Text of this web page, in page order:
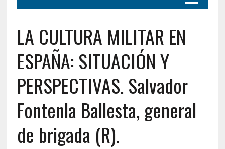
LA CULTURA MILITAR EN
ESPAÑA: SITUACIÓN Y
PERSPECTIVAS. Salvador
Fontenla Ballesta, general
de brigada (R).